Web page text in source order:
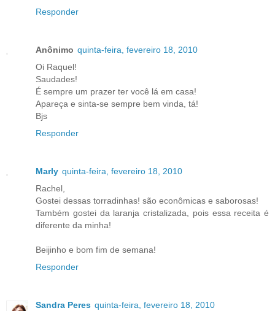
Responder
Anônimo quinta-feira, fevereiro 18, 2010
Oi Raquel!
Saudades!
É sempre um prazer ter você lá em casa!
Apareça e sinta-se sempre bem vinda, tá!
Bjs
Responder
Marly quinta-feira, fevereiro 18, 2010
Rachel,
Gostei dessas torradinhas! são econômicas e saborosas!
Também gostei da laranja cristalizada, pois essa receita é
diferente da minha!
Beijinho e bom fim de semana!
Responder
Sandra Peres quinta-feira, fevereiro 18, 2010